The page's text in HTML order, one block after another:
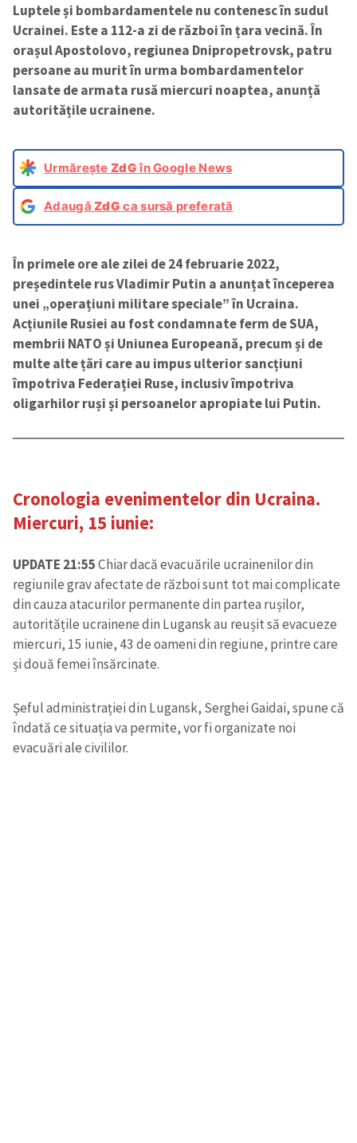
Luptele și bombardamentele nu contenesc în sudul
Ucrainei. Este a 112-a zi de război în țara vecină. În
orașul Apostolovo, regiunea Dnipropetrovsk, patru
persoane au murit în urma bombardamentelor
lansate de armata rusă miercuri noaptea, anunță
autoritățile ucrainene.
Urmărește ZdGîn Google News
AdaugăZdG ca sursă preferată
În primele ore ale zilei de 24 februarie 2022,
președintele rus Vladimir Putin a anunțat începerea
unei „operațiuni militare speciale” în Ucraina.
Acțiunile Rusiei au fost condamnate ferm de SUA,
membrii NATO și Uniunea Europeană, precum și de
multe alte țări care au impus ulterior sancțiuni
împotriva Federației Ruse, inclusiv împotriva
oligarhilor ruși și persoanelor apropiate lui Putin.
Cronologia evenimentelor din Ucraina.
Miercuri, 15 iunie:
UPDATE 21:55Chiar dacă evacuările ucrainenilor din
regiunile grav afectate de război sunt tot mai complicate
din cauza atacurilor permanente din partea rușilor,
autoritățile ucrainene din Lugansk au reușit să evacueze
miercuri, 15 iunie, 43 de oameni din regiune, printre care
și două femei însărcinate.
Șeful administrației din Lugansk, Serghei Gaidai, spune că
îndată ce situația va permite, vor fi organizate noi
evacuări ale civililor.